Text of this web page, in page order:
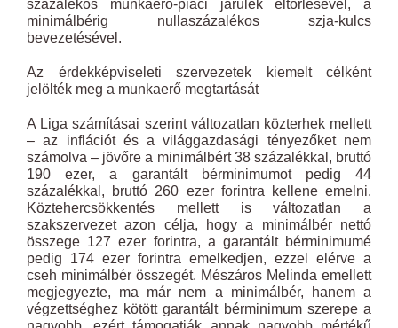
százalékos munkaerő-­piaci járulék eltörlésével, a
minimálbérig nullaszázalékos szja-kulcs
bevezetésével.
Az érdekképviseleti szervezetek kiemelt célként
jelölték meg a munkaerő megtartását
A Liga számításai szerint változatlan közterhek mellett
– az inflációt és a világgazdasági tényezőket nem
számolva – jövőre a minimálbért 38 százalékkal, bruttó
190 ezer, a garantált bérminimumot pedig 44
százalékkal, bruttó 260 ezer forintra kellene emelni.
Köztehercsökkentés mellett is változatlan a
szakszervezet azon célja, hogy a minimálbér nettó
összege 127 ezer forintra, a garantált bérminimumé
pedig 174 ezer forintra emelkedjen, ezzel elérve a
cseh minimálbér összegét. Mészáros Melinda emellett
megjegyezte, ma már nem a minimálbér, hanem a
végzettséghez kötött garantált bérminimum szerepe a